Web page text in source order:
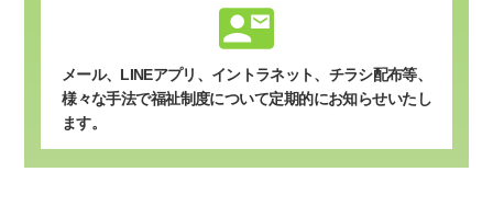
contact_mail
メール、LINEアプリ、イントラネット、チラシ配布等、
様々な手法で福祉制度について定期的にお知らせいたし
ます。